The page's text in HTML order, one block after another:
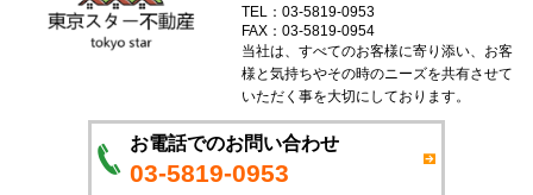
TEL：03-5819-0953
FAX：03-5819-0954
当社は、すべてのお客様に寄り添い、お客
様と気持ちやその時のニーズを共有させて
いただく事を大切にしております。
お電話でのお問い合わせ
03-5819-0953